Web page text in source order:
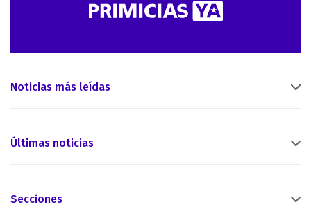
Noticias más leídas
Últimas noticias
Secciones